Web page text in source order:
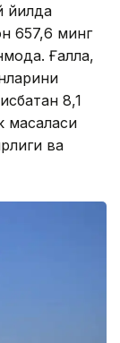
йилда
657,6 минг
Ғалла,
8,1
масаласи
ва